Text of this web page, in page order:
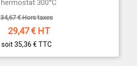
Thermostat 300°C
34,67 € Hors taxes
29,47€ HT
soit 35,36 € TTC